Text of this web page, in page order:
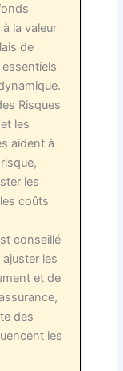
la valeur
de
Risques
les
aident à
les
coûts
conseillé
les
et de
des
les